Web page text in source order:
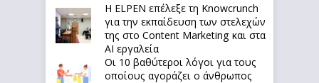
Η ELPEN επέλεξε τη Knowcrunch
για την εκπαίδευση των στελεχών
της στο Content Marketing και στα
AI εργαλεία
Οι 10 βαθύτεροι λόγοι για τους
οποίους αγοράζει ο άνθρωπος